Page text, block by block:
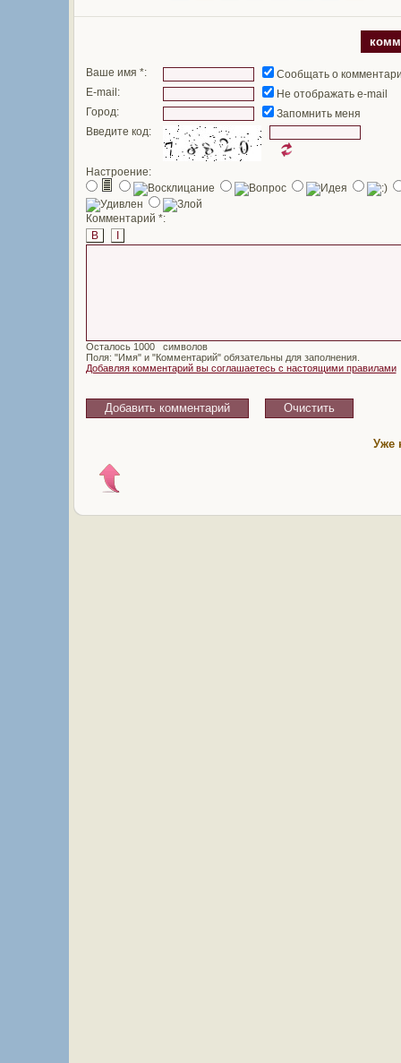
Ваше имя *:
Сообщать о
E-mail:
Не отображать e-mail
Город:
Запомнить меня
Введите код:
Настроение:
Комментарий *:
B
I
Осталось
символов
Поля: "Имя" и "Комментарий" обязательны для заполнения.
Добавляя комментарий вы соглашаетесь с настоящими правилами
Уже